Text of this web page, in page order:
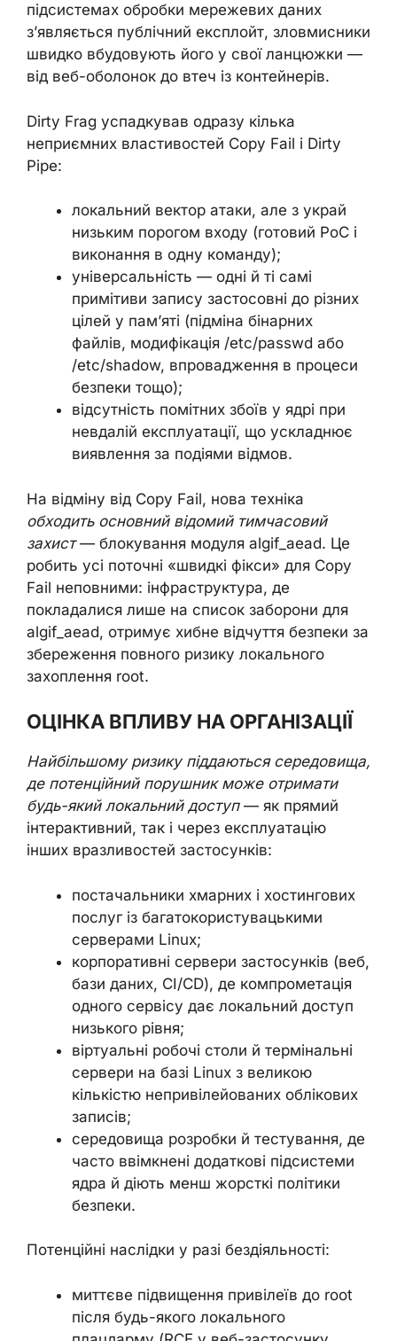
підсистемах обробки мережевих даних
з’являється публічний експлойт, зловмисники
швидко вбудовують його у свої ланцюжки —
від веб-оболонок до втеч із контейнерів.
Dirty Frag успадкував одразу кілька
неприємних властивостей Copy Fail і Dirty
Pipe:
локальний вектор атаки, але з украй
низьким порогом входу (готовий PoC і
виконання в одну команду);
універсальність — одні й ті самі
примітиви запису застосовні до різних
цілей у пам’яті (підміна бінарних
файлів, модифікація /etc/passwd або
/etc/shadow, впровадження в процеси
безпеки тощо);
відсутність помітних збоїв у ядрі при
невдалій експлуатації, що ускладнює
виявлення за подіями відмов.
На відміну від Copy Fail, нова техніка
обходить основний відомий тимчасовий
захист— блокування модуля algif_aead. Це
робить усі поточні «швидкі фікси» для Copy
Fail неповними: інфраструктура, де
покладалися лише на список заборони для
algif_aead, отримує хибне відчуття безпеки за
збереження повного ризику локального
захоплення root.
ОЦІНКА ВПЛИВУ НА ОРГАНІЗАЦІЇ
Найбільшому ризику піддаються середовища,
де потенційний порушник може отримати
будь-який локальний доступ— як прямий
інтерактивний, так і через експлуатацію
інших вразливостей застосунків:
постачальники хмарних і хостингових
послуг із багатокористувацькими
серверами Linux;
корпоративні сервери застосунків (веб,
бази даних, CI/CD), де компрометація
одного сервісу дає локальний доступ
низького рівня;
віртуальні робочі столи й термінальні
сервери на базі Linux з великою
кількістю непривілейованих облікових
записів;
середовища розробки й тестування, де
часто ввімкнені додаткові підсистеми
ядра й діють менш жорсткі політики
безпеки.
Потенційні наслідки у разі бездіяльності:
миттєве підвищення привілеїв до root
після будь-якого локального